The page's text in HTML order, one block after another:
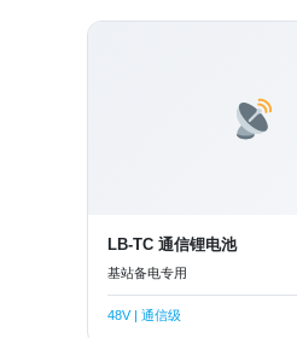
LB-TC 通信锂电池
基站备电专用
48V | 通信级